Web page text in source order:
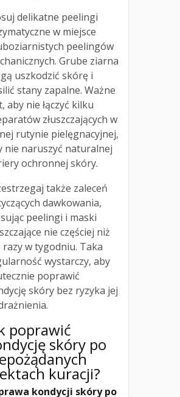
delikatne peelingi
w miejsce
peelingów
Grube ziarna
uszkodzić skórę i
stany zapalne. Ważne
aby nie łączyć kilku
złuszczających w
rutynie pielęgnacyjnej,
nie naruszyć naturalnej
ochronnej skóry.
także zaleceń
dawkowania,
peelingi i maski
nie częściej niż
razy w tygodniu. Taka
wystarczy, aby
poprawić
skóry bez ryzyka jej
poprawić
skóry po
kuracji?
kondycji skóry po